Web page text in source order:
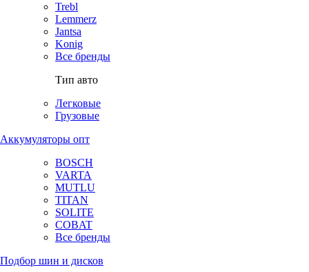
Trebl
Lemmerz
Jantsa
Konig
Все бренды
Тип авто
Легковые
Грузовые
Аккумуляторы опт
BOSCH
VARTA
MUTLU
TITAN
SOLITE
COBAT
Все бренды
Подбор шин и дисков